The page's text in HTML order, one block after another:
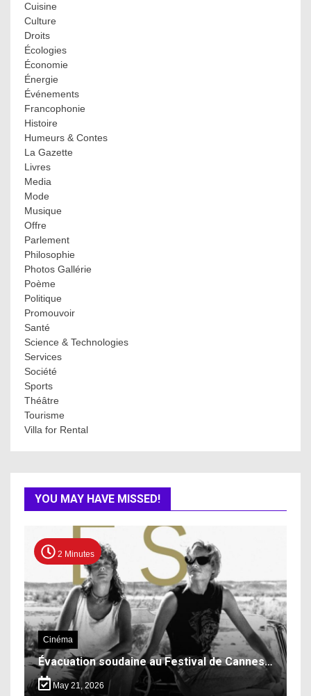
Cuisine
Culture
Droits
Écologies
Économie
Énergie
Événements
Francophonie
Histoire
Humeurs & Contes
La Gazette
Livres
Media
Mode
Musique
Offre
Parlement
Philosophie
Photos Gallérie
Poème
Politique
Promouvoir
Santé
Science & Technologies
Services
Société
Sports
Théâtre
Tourisme
Villa for Rental
YOU MAY HAVE MISSED!
2 Minutes
Cinéma
Évacuation soudaine au Festival de Cannes…
May 21, 2026